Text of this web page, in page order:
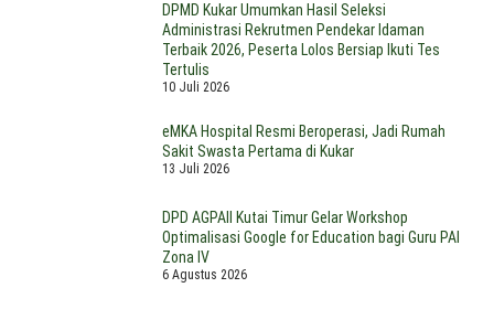
DPMD Kukar Umumkan Hasil Seleksi
Administrasi Rekrutmen Pendekar Idaman
Terbaik 2026, Peserta Lolos Bersiap Ikuti Tes
Tertulis
10 Juli 2026
eMKA Hospital Resmi Beroperasi, Jadi Rumah
Sakit Swasta Pertama di Kukar
13 Juli 2026
DPD AGPAII Kutai Timur Gelar Workshop
Optimalisasi Google for Education bagi Guru PAI
Zona IV
6 Agustus 2026